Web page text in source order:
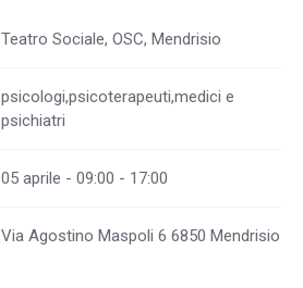
Teatro Sociale, OSC, Mendrisio
psicologi,psicoterapeuti,medici e
psichiatri
05 aprile - 09:00 - 17:00
Via Agostino Maspoli 6 6850 Mendrisio